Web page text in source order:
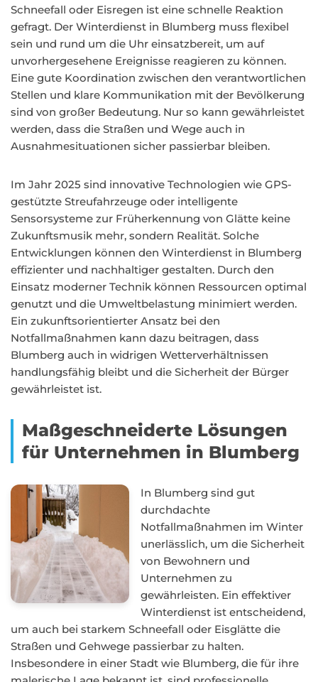
Schneefall oder Eisregen ist eine schnelle Reaktion
gefragt. Der Winterdienst in Blumberg muss flexibel
sein und rund um die Uhr einsatzbereit, um auf
unvorhergesehene Ereignisse reagieren zu können.
Eine gute Koordination zwischen den verantwortlichen
Stellen und klare Kommunikation mit der Bevölkerung
sind von großer Bedeutung. Nur so kann gewährleistet
werden, dass die Straßen und Wege auch in
Ausnahmesituationen sicher passierbar bleiben.
Im Jahr 2025 sind innovative Technologien wie GPS-
gestützte Streufahrzeuge oder intelligente
Sensorsysteme zur Früherkennung von Glätte keine
Zukunftsmusik mehr, sondern Realität. Solche
Entwicklungen können den Winterdienst in Blumberg
effizienter und nachhaltiger gestalten. Durch den
Einsatz moderner Technik können Ressourcen optimal
genutzt und die Umweltbelastung minimiert werden.
Ein zukunftsorientierter Ansatz bei den
Notfallmaßnahmen kann dazu beitragen, dass
Blumberg auch in widrigen Wetterverhältnissen
handlungsfähig bleibt und die Sicherheit der Bürger
gewährleistet ist.
Maßgeschneiderte Lösungen
für Unternehmen in Blumberg
In Blumberg sind gut
durchdachte
Notfallmaßnahmen im Winter
unerlässlich, um die Sicherheit
von Bewohnern und
Unternehmen zu
gewährleisten. Ein effektiver
Winterdienst ist entscheidend,
um auch bei starkem Schneefall oder Eisglätte die
Straßen und Gehwege passierbar zu halten.
Insbesondere in einer Stadt wie Blumberg, die für ihre